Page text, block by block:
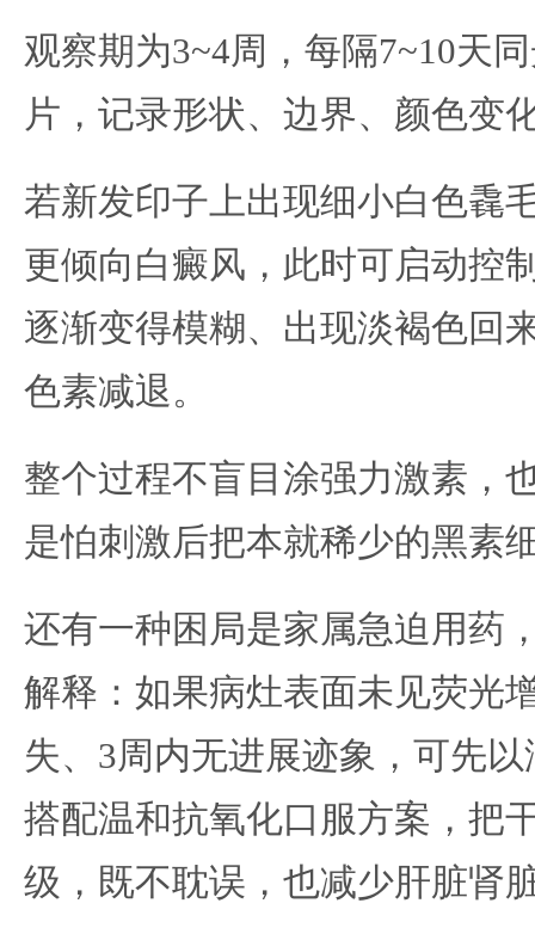
观察期为3~4周，每隔7~10天
片，记录形状、边界、颜色变
若新发印子上出现细小白色毳
更倾向白癜风，此时可启动控
逐渐变得模糊、出现淡褐色回
色素减退。
整个过程不盲目涂强力激素，
是怕刺激后把本就稀少的黑素
还有一种困局是家属急迫用药
解释：如果病灶表面未见荧光
失、3周内无进展迹象，可先
搭配温和抗氧化口服方案，把
级，既不耽误，也减少肝脏肾